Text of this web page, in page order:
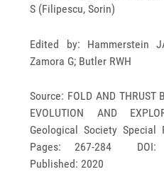
S (Filipescu, Sorin)
Edited by: Hammerstein
Zamora G; Butler RWH
Source: FOLD AND THRUST
EVOLUTION AND
Geological Society
Pages: 267-284 DOI:
Published: 2020